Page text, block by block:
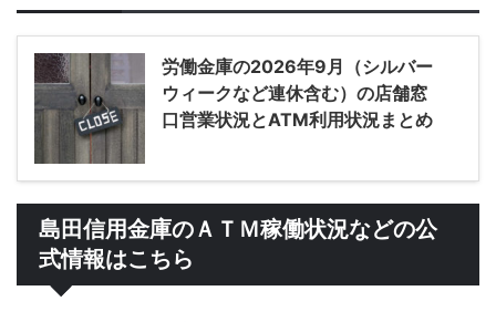
労働金庫の2026年9月（シルバー
ウィークなど連休含む）の店舗窓
口営業状況とATM利用状況まとめ
島田信用金庫のＡＴＭ稼働状況などの公
式情報はこちら